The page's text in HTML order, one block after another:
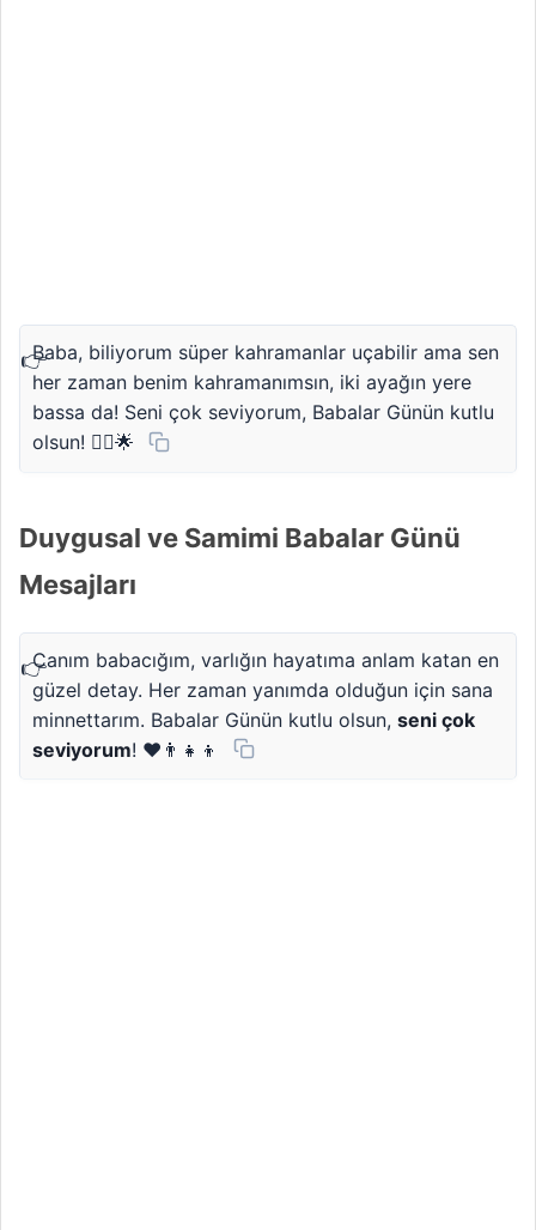
Baba, biliyorum süper kahramanlar uçabilir ama sen
her zaman benim kahramanımsın, iki ayağın yere
bassa da! Seni çok seviyorum, Babalar Günün kutlu
olsun! 🦸‍♂️🌟
Duygusal ve Samimi Babalar Günü
Mesajları
Canım babacığım, varlığın hayatıma anlam katan en
güzel detay. Her zaman yanımda olduğun için sana
minnettarım. Babalar Günün kutlu olsun, seni çok
seviyorum! ❤️👨‍👧‍👦